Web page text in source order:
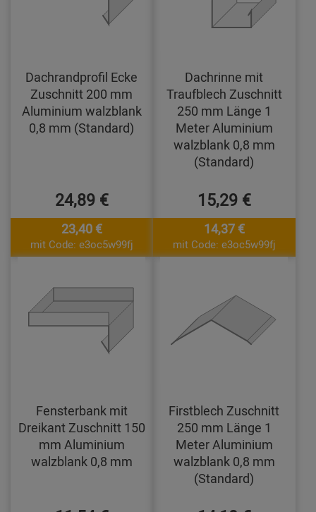
Dachrandprofil Ecke
Zuschnitt 200 mm
Aluminium walzblank
0,8 mm (Standard)
24,89 €
23,40 €
mit Code: e3oc5w99fj
Dachrinne mit
Traufblech Zuschnitt
250 mm Länge 1
Meter Aluminium
walzblank 0,8 mm
(Standard)
15,29 €
14,37 €
mit Code: e3oc5w99fj
Fensterbank mit
Dreikant Zuschnitt 150
mm Aluminium
walzblank 0,8 mm
Firstblech Zuschnitt
250 mm Länge 1
Meter Aluminium
walzblank 0,8 mm
(Standard)